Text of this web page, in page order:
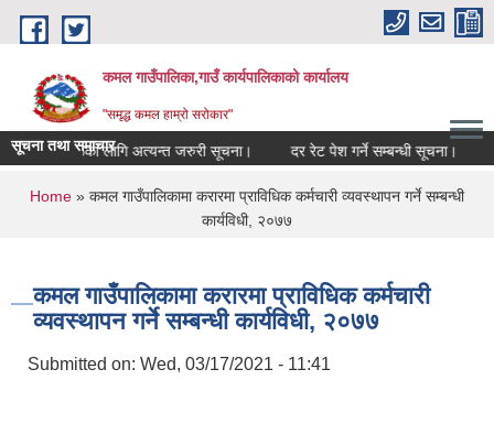
Skip to main content
कमल गाउँपालिका,गाउँ कार्यपालिकाको कार्यालय
"समृद्ध कमल हाम्रो सरोकार"
सूचना तथा समाचार
कृषकहरूका लागि अत्यन्त जरुरी सूचना। दर रेट पेश गर्ने सम्बन्धी सूचना।
You are here
Home » कमल गाउँपालिकामा करारमा प्राविधिक कर्मचारी व्यवस्थापन गर्ने सम्बन्धी
कार्यविधी, २०७७
कमल गाउँपालिकामा करारमा प्राविधिक कर्मचारी
व्यवस्थापन गर्ने सम्बन्धी कार्यविधी, २०७७
Submitted on: Wed, 03/17/2021 - 11:41